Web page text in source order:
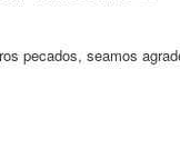
pecados, seamos